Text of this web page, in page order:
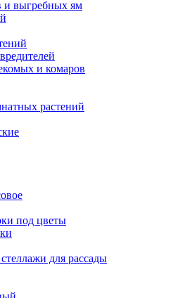
и выгребных ям
и комаров
растений
под цветы
для рассады